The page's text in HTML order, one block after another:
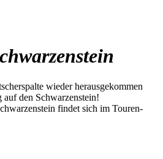
wieder herausgekommen
den Schwarzenstein!
findet sich im Touren-